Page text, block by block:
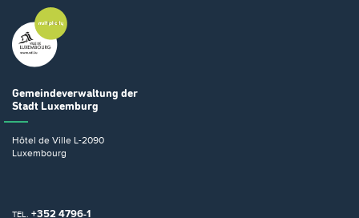
Gemeindeverwaltung der
Stadt Luxemburg
Hôtel de Ville L-2090
Luxembourg
TEL. +352 4796-1